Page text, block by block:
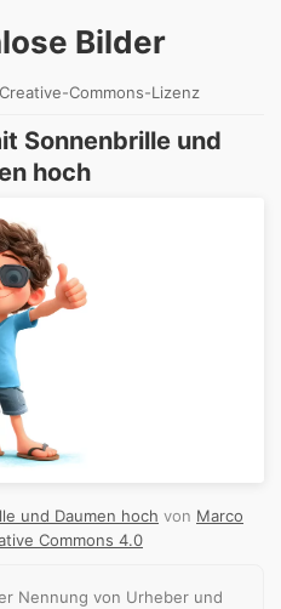
Bilder
Commons-Lizenz
Sonnenbrille und
hoch
und Daumen hoch von Marco
Commons 4.0
Nennung von Urheber und